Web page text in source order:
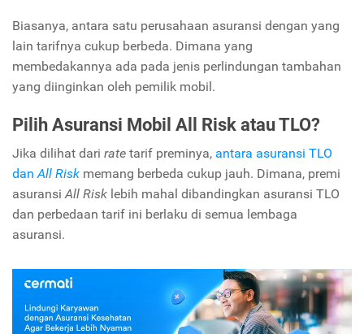
Biasanya, antara satu perusahaan asuransi dengan yang
lain tarifnya cukup berbeda. Dimana yang
membedakannya ada pada jenis perlindungan tambahan
yang diinginkan oleh pemilik mobil.
Pilih Asuransi Mobil All Risk atau TLO?
Jika dilihat dari rate tarif preminya, antara asuransi TLO
dan All Risk memang berbeda cukup jauh. Dimana, premi
asuransi All Risk lebih mahal dibandingkan asuransi TLO
dan perbedaan tarif ini berlaku di semua lembaga
asuransi.